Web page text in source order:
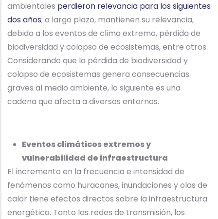
ambientales perdieron relevancia para los siguientes
dos años; a largo plazo, mantienen su relevancia,
debido a los eventos de clima extremo, pérdida de
biodiversidad y colapso de ecosistemas, entre otros.
Considerando que la pérdida de biodiversidad y
colapso de ecosistemas genera consecuencias
graves al medio ambiente, lo siguiente es una
cadena que afecta a diversos entornos.
Eventos climáticos extremos y
vulnerabilidad de infraestructura
El incremento en la frecuencia e intensidad de
fenómenos como huracanes, inundaciones y olas de
calor tiene efectos directos sobre la infraestructura
energética. Tanto las redes de transmisión, los